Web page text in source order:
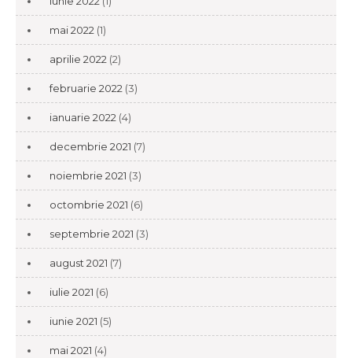
mai 2022 (1)
aprilie 2022 (2)
februarie 2022 (3)
ianuarie 2022 (4)
decembrie 2021 (7)
noiembrie 2021 (3)
octombrie 2021 (6)
septembrie 2021 (3)
august 2021 (7)
iulie 2021 (6)
iunie 2021 (5)
mai 2021 (4)